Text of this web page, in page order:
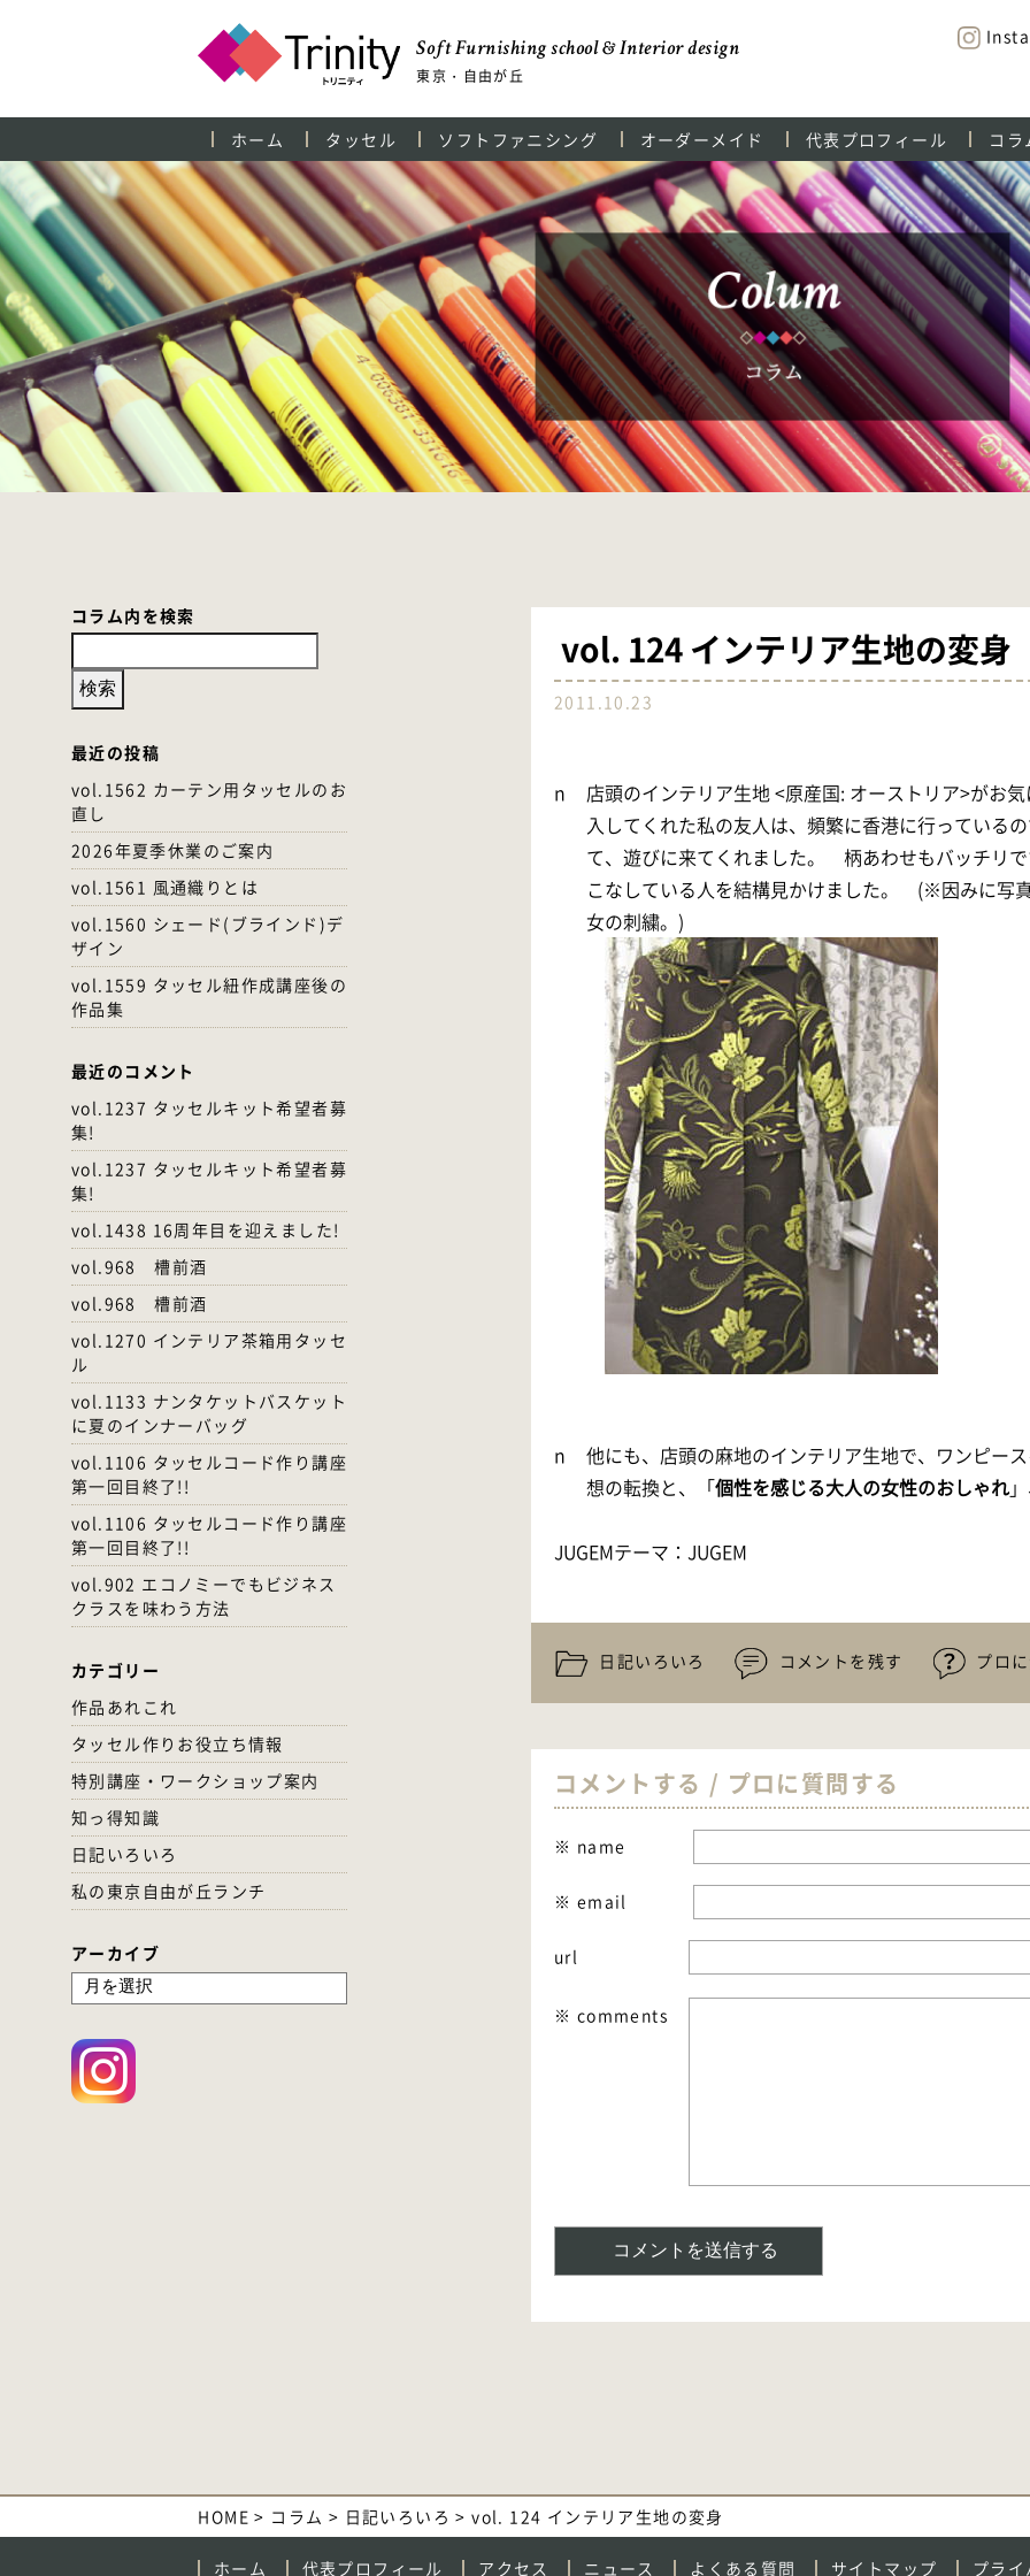
Soft Furnishing school & Interior design
東京・自由が丘
ホーム タッセル ソフトファニシング オーダーメイド 代表プロフィール コラ
コラム内を検索
最近の投稿
vol.1562 カーテン用タッセルのお
直し
2026年夏季休業のご案内
vol.1561 風通織りとは
vol.1560 シェード(ブラインド)デ
ザイン
vol.1559 タッセル紐作成講座後の
作品集
最近のコメント
vol.1237 タッセルキット希望者募
集!
vol.1237 タッセルキット希望者募
集!
vol.1438 16周年目を迎えました!
vol.968 槽前酒
vol.968 槽前酒
vol.1270 インテリア茶箱用タッセ
ル
vol.1133 ナンタケットバスケット
に夏のインナーバッグ
vol.1106 タッセルコード作り講座
第一回目終了!!
vol.1106 タッセルコード作り講座
第一回目終了!!
vol.902 エコノミーでもビジネス
クラスを味わう方法
カテゴリー
作品あれこれ
タッセル作りお役立ち情報
特別講座・ワークショップ案内
知っ得知識
日記いろいろ
私の東京自由が丘ランチ
アーカイブ
vol. 124 インテリア生地の変身
2011.10.23
n
店頭のインテリア生地 <原産国: オーストリア>がお
入してくれた私の友人は、頻繁に香港に行ってい
て、遊びに来てくれました。 柄あわせもバッチリ
こなしている人を結構見かけました。 (※因みに写
女の刺繍。)
n
他にも、店頭の麻地のインテリア生地で、ワンピー
想の転換と、「個性を感じる大人の女性のおしゃれ
JUGEMテーマ： JUGEM
日記いろいろ コメントを残す プロ
コメントする / プロに質問する
※ name
※ email
url
※ comments
HOME > コラム > 日記いろいろ >vol. 124 インテリア生地の変身
ホーム 代表プロフィール アクセス ニュース よくある質問 サイトマップ プラ